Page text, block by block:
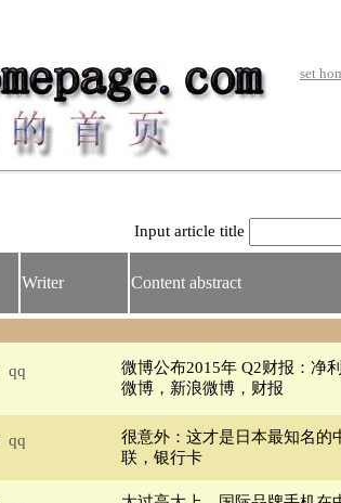
set
Input article title
Writer Content abstract
qq
微博公布2015年 Q2财报：净
微博，新浪微博，财报
qq
很意外：这才是日本最知名的
联，银行卡